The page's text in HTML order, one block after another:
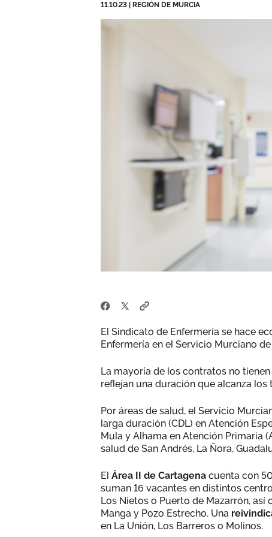
11.10.23 REGIÓN DE MURCIA
El Sindicato de Enfermería se hace
Enfermería en el Servicio Murciano
La mayoría de los contratos no
reflejan una duración que alcanza los
Por áreas de salud, el Servicio
larga duración (CDL) en Atención
Mula y Alhama en Atención Primaria
salud de San Andrés, La Ñora,
El Área II de Cartagena cuenta con
suman 16 vacantes en distintos
Los Nietos o Puerto de Mazarrón, así
Manga y Pozo Estrecho. Una
en La Unión, Los Barreros o Molinos.